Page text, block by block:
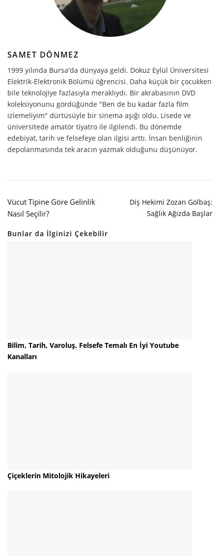
SAMET DÖNMEZ
1999 yılında Bursa'da dünyaya geldi. Dokuz Eylül Üniversitesi
Elektrik-Elektronik Bölümü öğrencisi. Daha küçük bir çocukken
bile teknolojiye fazlasıyla meraklıydı. Bir akrabasının DVD
koleksiyonunu gördüğünde "Ben de bu kadar fazla film
izlemeliyim" dürtüsüyle bir sinema aşığı oldu. Lisede ve
üniversitede amatör tiyatro ile ilgilendi. Bu dönemde
edebiyat, tarih ve felsefeye olan ilgisi arttı. İnsan benliğinin
depolanmasında tek aracın yazmak olduğunu düşünüyor.
Vücut Tipine Göre Gelinlik
Nasıl Seçilir?
Diş Hekimi Zozan Gölbaş:
Sağlık Ağızda Başlar
Bunlar da İlginizi Çekebilir
Bilim, Tarih, Varoluş, Felsefe Temalı En İyi Youtube
Kanalları
Çiçeklerin Mitolojik Hikayeleri